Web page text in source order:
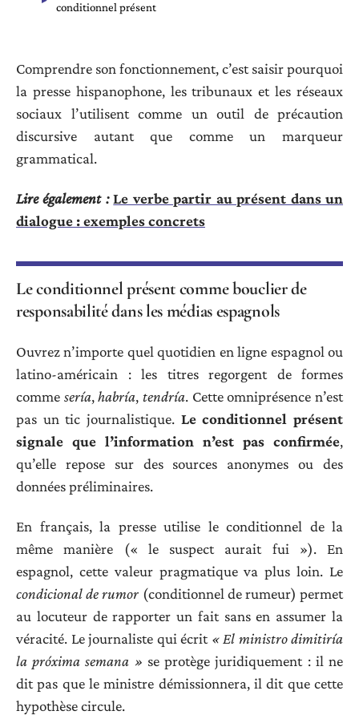
conditionnel présent
Comprendre son fonctionnement, c’est saisir pourquoi
la presse hispanophone, les tribunaux et les réseaux
sociaux l’utilisent comme un outil de précaution
discursive autant que comme un marqueur
grammatical.
Lire également : Le verbe partir au présent dans un
dialogue : exemples concrets
Le conditionnel présent comme bouclier de
responsabilité dans les médias espagnols
Ouvrez n’importe quel quotidien en ligne espagnol ou
latino-américain : les titres regorgent de formes
comme sería,habría, tendría. Cette omniprésence n’est
pas un tic journalistique. Le conditionnel présent
signale que l’information n’est pas confirmée,
qu’elle repose sur des sources anonymes ou des
données préliminaires.
En français, la presse utilise le conditionnel de la
même manière (« le suspect aurait fui »). En
espagnol, cette valeur pragmatique va plus loin. Le
condicional de rumor (conditionnel de rumeur) permet
au locuteur de rapporter un fait sans en assumer la
véracité. Le journaliste qui écrit « El ministro dimitiría
la próxima semana » se protège juridiquement : il ne
dit pas que le ministre démissionnera, il dit que cette
hypothèse circule.